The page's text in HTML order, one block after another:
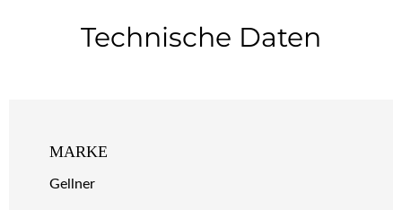
Technische Daten
MARKE
Gellner